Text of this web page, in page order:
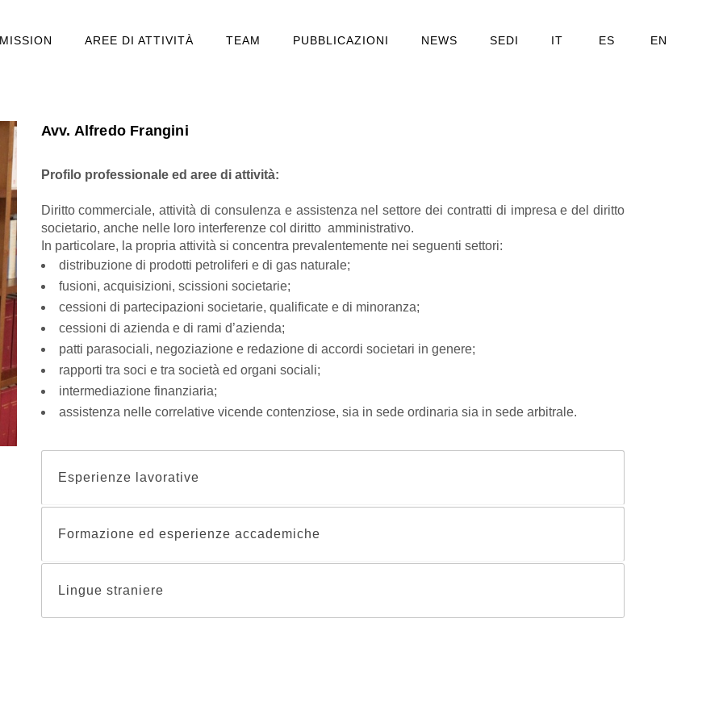
MISSION AREE DI ATTIVITÀ TEAM PUBBLICAZIONI NEWS SEDI IT ES EN
Avv. Alfredo Frangini
Profilo professionale ed aree di attività:
Diritto commerciale, attività di consulenza e assistenza nel settore dei contratti di impresa e del diritto
societario, anche nelle loro interferenze col diritto amministrativo.
In particolare, la propria attività si concentra prevalentemente nei seguenti settori:
distribuzione di prodotti petroliferi e di gas naturale;
fusioni, acquisizioni, scissioni societarie;
cessioni di partecipazioni societarie, qualificate e di minoranza;
cessioni di azienda e di rami d’azienda;
patti parasociali, negoziazione e redazione di accordi societari in genere;
rapporti tra soci e tra società ed organi sociali;
intermediazione finanziaria;
assistenza nelle correlative vicende contenziose, sia in sede ordinaria sia in sede arbitrale.
Esperienze lavorative
Formazione ed esperienze accademiche
Lingue straniere